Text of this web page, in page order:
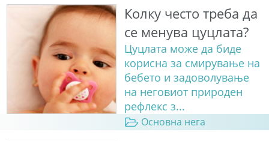
Колку често треба да
се менува цуцлата?
Цуцлата може да биде
корисна за смирување на
бебето и задоволување
на неговиот природен
рефлекс з...
Основна нега